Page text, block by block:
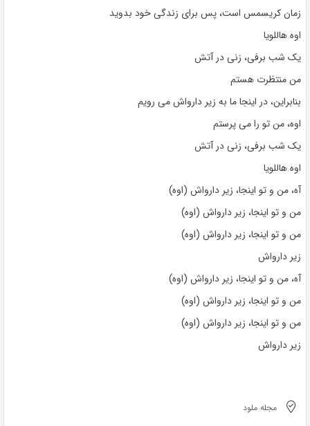
زمان کریسمس است، پس برای زندگی خود بدوید
اوه هاللویا
یک شب برفی، زنی در آتش
من منتظرت هستم
بنابراین، در اینجا ما به زیر دارواش می رویم
اوه، من تو را می پرستم
یک شب برفی، زنی در آتش
اوه هاللویا
آه، من و تو اینجا، زیر دارواش (اوه)
من و تو اینجا، زیر دارواش (اوه)
من و تو اینجا، زیر دارواش (اوه)
زیر دارواش
آه، من و تو اینجا، زیر دارواش (اوه)
من و تو اینجا، زیر دارواش (اوه)
من و تو اینجا، زیر دارواش (اوه)
زیر دارواش
مجله ملود